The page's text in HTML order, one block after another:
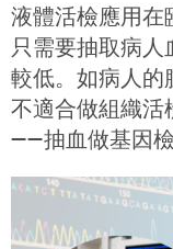
液體活檢應用在
只需要抽取病
較低。如病人的
不適合做組織活
——抽血做基因檢